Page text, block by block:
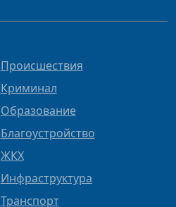
Происшествия
Криминал
Образование
Благоустройство
ЖКХ
Инфраструктура
Транспорт